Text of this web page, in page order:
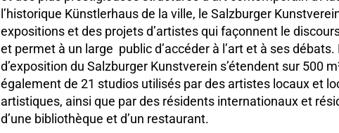
l’historique Künstlerhaus de la ville, le Salzburger
expositions et des projets d’artistes qui façonnent le
et permet à un large public d’accéder à l’art et à ses
d’exposition du Salzburger Kunstverein s’étendent sur 500
également de 21 studios utilisés par des artistes locaux et
artistiques, ainsi que par des résidents internationaux et
d’une bibliothèque et d’un restaurant.